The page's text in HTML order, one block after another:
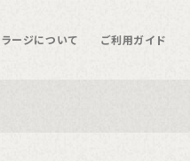
ージについて ご利用ガイド